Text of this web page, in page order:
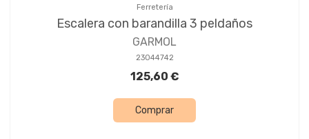
Ferretería
Escalera con barandilla 3 peldaños
GARMOL
23044742
125,60 €
Comprar